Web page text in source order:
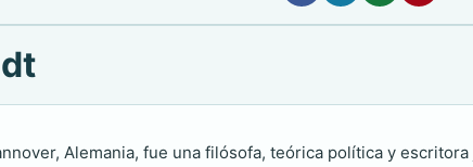
Alemania, fue una filósofa, teórica política y